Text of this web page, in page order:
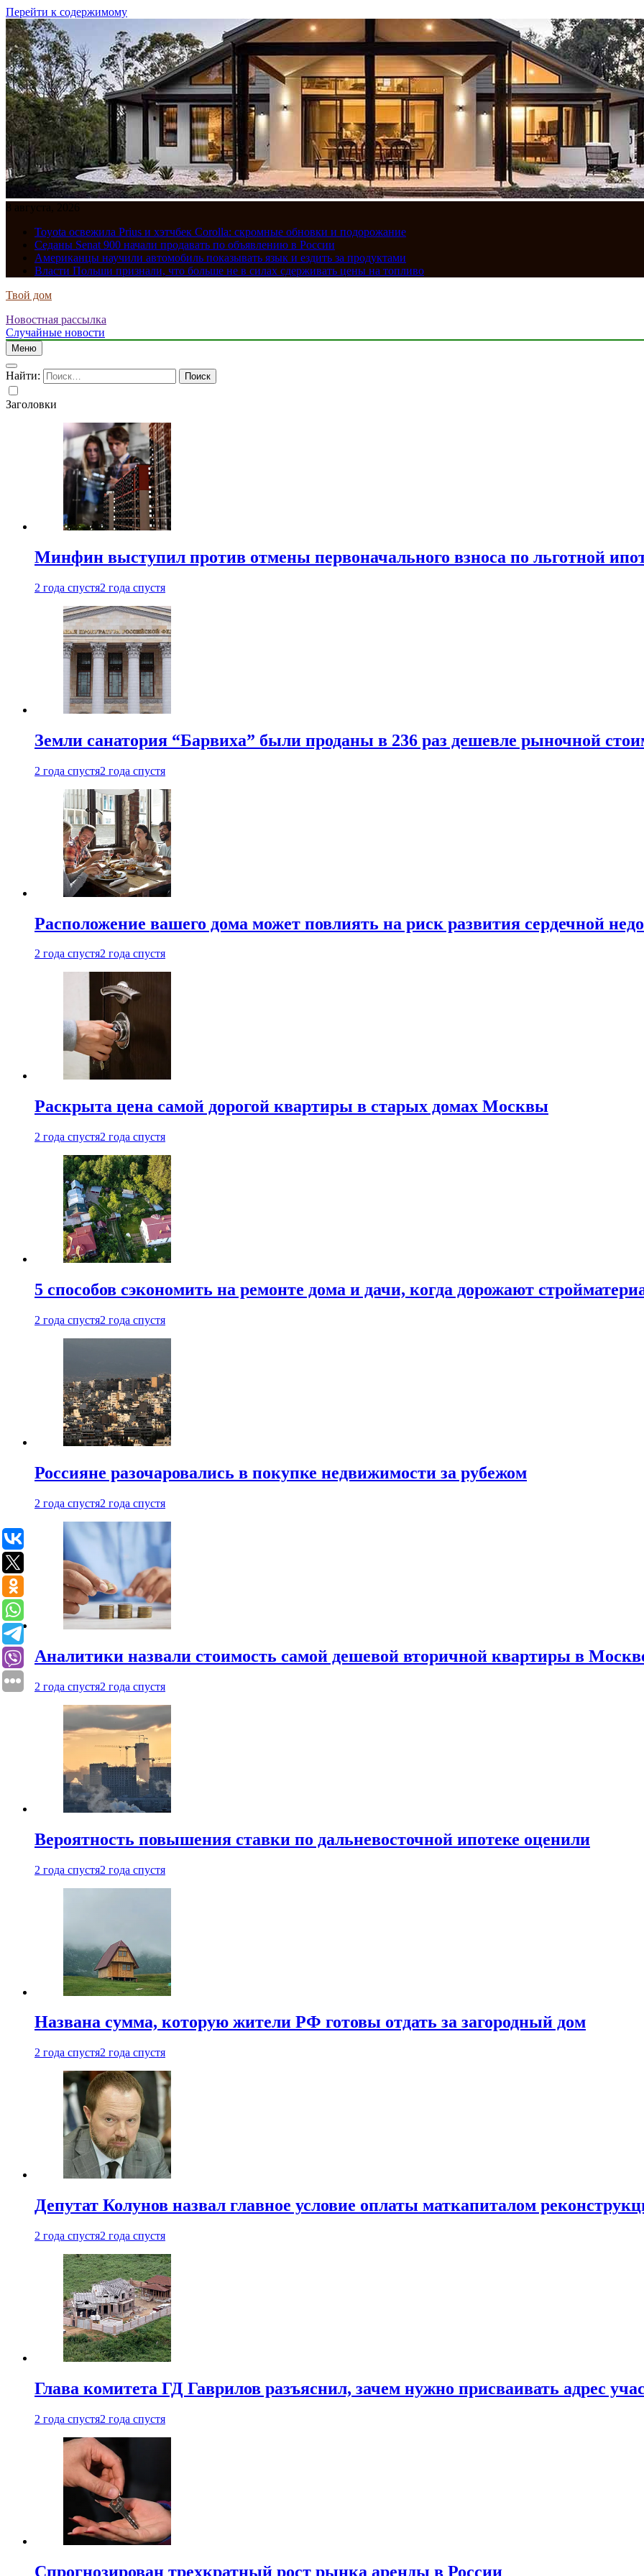
Перейти к содержимому
8 августа, 2026
Toyota освежила Prius и хэтчбек Corolla: скромные обновки и подорожание
Седаны Senat 900 начали продавать по объявлению в России
Американцы научили автомобиль показывать язык и ездить за продуктами
Власти Польши признали, что больше не в силах сдерживать цены на топливо
Твой дом
Новостная рассылка
Случайные новости
Меню
Найти:
Заголовки
Минфин выступил против отмены первоначального взноса по льготной
2 года спустя2 года спустя
Земли санатория “Барвиха” были проданы в 236 раз дешевле рыночной
2 года спустя2 года спустя
Расположение вашего дома может повлиять на риск развития сердечной
2 года спустя2 года спустя
Раскрыта цена самой дорогой квартиры в старых домах Москвы
2 года спустя2 года спустя
5 способов сэкономить на ремонте дома и дачи, когда дорожают
2 года спустя2 года спустя
Россияне разочаровались в покупке недвижимости за рубежом
2 года спустя2 года спустя
Аналитики назвали стоимость самой дешевой вторичной квартиры в
2 года спустя2 года спустя
Вероятность повышения ставки по дальневосточной ипотеке оценили
2 года спустя2 года спустя
Названа сумма, которую жители РФ готовы отдать за загородный дом
2 года спустя2 года спустя
Депутат Колунов назвал главное условие оплаты маткапиталом
2 года спустя2 года спустя
Глава комитета ГД Гаврилов разъяснил, зачем нужно присваивать адрес
2 года спустя2 года спустя
Спрогнозирован трехкратный рост рынка аренды в России